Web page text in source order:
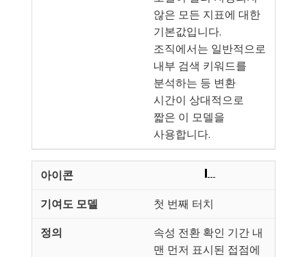
않은 모든 지표에 대한
기본값입니다.
조직에서는 일반적으로
내부 검색 키워드를
분석하는 등 변환
시간이 상대적으로
짧은 이 모델을
사용합니다.
첫 번째 터치
속성 전환 확인 기간 내
맨 먼저 표시된 접점에